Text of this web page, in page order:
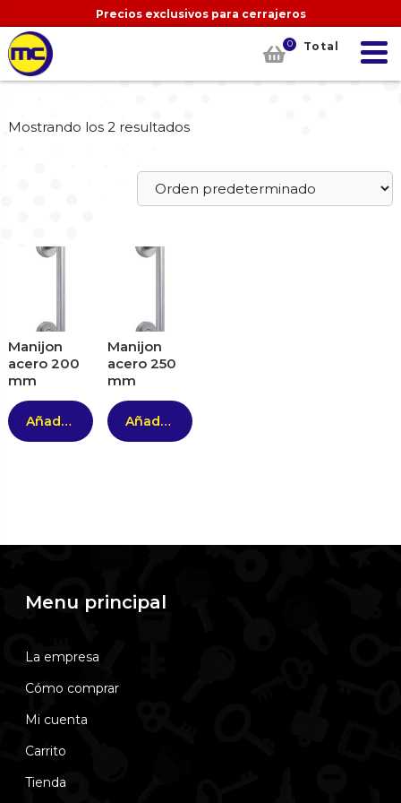
Precios exclusivos para cerrajeros
0 Total
Mostrando los 2 resultados
Manijon
acero 200
mm
Añadir al carrito
Manijon
acero 250
mm
Añadir al carrito
Menu principal
La empresa
Cómo comprar
Mi cuenta
Carrito
Tienda